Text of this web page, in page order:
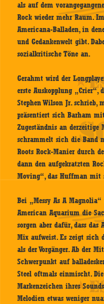
als auf dem
Rock wieder mehr Raum.
Americana-Balladen, in
und Gedankenwelt gibt.
sozialkritische Töne an.
Gerahmt wird der
erste Auskopplung
Stephen Wilson Jr.
präsentiert sich Barham
Zugeständnis an derzeitige
schrammelt sich die Band
Roots Rock-Manier durch
dann den aufgekratzten
Moving“, das Huffman mit
Bei „Messy As A
American Aquarium die
sorgen aber dafür, dass das
Mix aufweist. Es zeigt sich
als der Vorgänger. Ab der
Schwerpunkt auf
Steel oftmals einmischt.
Markenzeichen ihres
Melodien etwas weniger